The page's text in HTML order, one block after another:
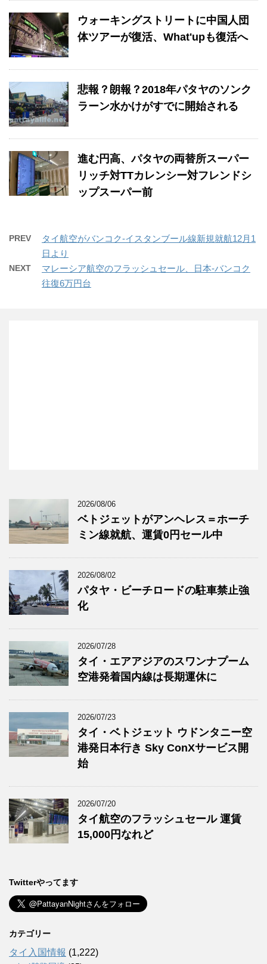
ウォーキングストリートに中国人団
体ツアーが復活、What'upも復活へ
悲報？朗報？2018年パタヤのソンク
ラーン水かけがすでに開始される
進む円高、パタヤの両替所スーパー
リッチ対TTカレンシー対フレンドシ
ップスーパー前
PREV
タイ航空がバンコク-イスタンブール線新規就航12月1
日より
NEXT
マレーシア航空のフラッシュセール、日本-バンコク
往復6万円台
2026/08/06
ベトジェットがアンヘレス＝ホーチ
ミン線就航、運賃0円セール中
2026/08/02
パタヤ・ビーチロードの駐車禁止強
化
2026/07/28
タイ・エアアジアのスワンナプーム
空港発着国内線は長期運休に
2026/07/23
タイ・ベトジェット ウドンタニー空
港発日本行き Sky ConXサービス開
始
2026/07/20
タイ航空のフラッシュセール 運賃
15,000円なれど
Twitterやってます
カテゴリー
タイ入国情報 (1,222)